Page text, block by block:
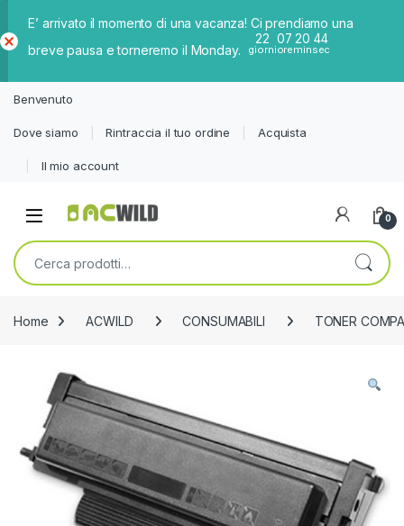
E’ arrivato il momento di una vacanza! Ci prendiamo una
breve pausa e torneremo il Monday.
22
giorni
07
ore
20
min
44
sec
iud
Benvenuto
Dove siamo Rintraccia il tuo ordine Acquista
Il mio account
0
Cerca:
Home ACWILD CONSUMABILI TONER